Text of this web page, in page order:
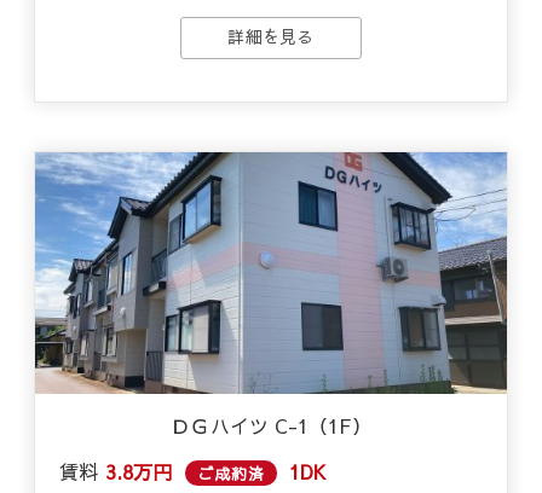
詳細を見る
ＤＧハイツ C-1（1F）
賃料 3.8万円 ご成約済
1DK